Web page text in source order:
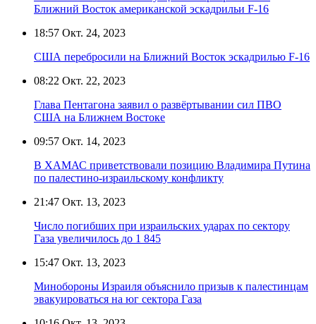
Ближний Восток американской эскадрильи F-16
18:57 Окт. 24, 2023
США перебросили на Ближний Восток эскадрилью F-16
08:22 Окт. 22, 2023
Глава Пентагона заявил о развёртывании сил ПВО
США на Ближнем Востоке
09:57 Окт. 14, 2023
В ХАМАС приветствовали позицию Владимира Путина
по палестино-израильскому конфликту
21:47 Окт. 13, 2023
Число погибших при израильских ударах по сектору
Газа увеличилось до 1 845
15:47 Окт. 13, 2023
Минобороны Израиля объяснило призыв к палестинцам
эвакуироваться на юг сектора Газа